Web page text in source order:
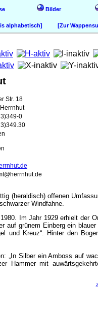
Bilder
alphabetisch] [Zur
Str. 18
0
(heraldisch) offenen
Windfahne.
Im Jahr 1929 erhielt der
auf grünem Einberg ein
und Kreuz“. Hinter den
„In Silber ein Amboss auf
Hammer mit